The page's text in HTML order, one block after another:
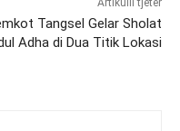
Artikulli tjetër
Tangsel Gelar Sholat
Adha di Dua Titik Lokasi